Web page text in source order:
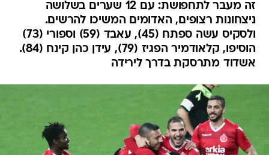
זה מעבר לתחפושת: עם 12 שערים בשלושה
ניצחונות רצופים, האדומים המשיכו להרשים.
ולסקיס עשה ספתח (45), עאבד (59) וספורי (73)
הוסיפו, קלאודמיר הפגיז (79), עידן כהן קינח (84).
אשדוד מתרסקת בדרך לירידה